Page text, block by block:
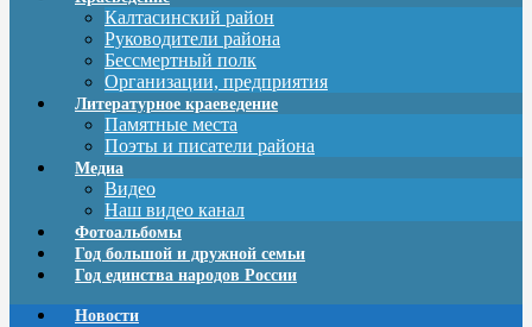
Калтасинский район
Руководители района
Бессмертный полк
Организации, предприятия
Литературное краеведение
Памятные места
Поэты и писатели района
Медиа
Видео
Наш видео канал
Фотоальбомы
Год большой и дружной семьи
Год единства народов России
Новости